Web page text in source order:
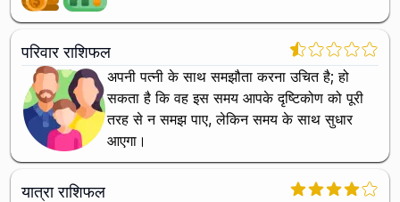
परिवार राशिफल
अपनी पत्नी के साथ समझौता करना उचित है; हो
सकता है कि वह इस समय आपके दृष्टिकोण को पूरी
तरह से न समझ पाए, लेकिन समय के साथ सुधार
आएगा।
यात्रा राशिफल